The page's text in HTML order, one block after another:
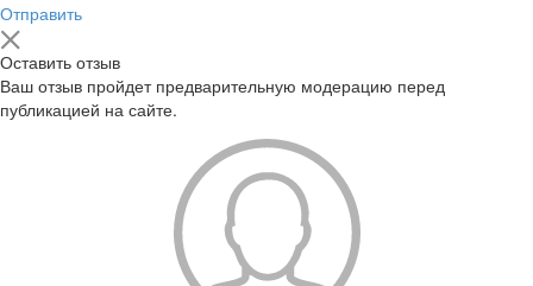
Отправить
Оставить отзыв
Ваш отзыв пройдет предварительную модерацию перед
публикацией на сайте.